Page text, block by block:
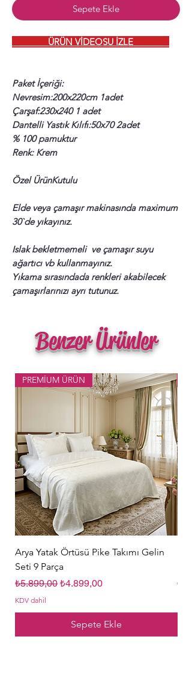
Sepete Ekle
ÜRÜN VİDEOSU İZLE
Paket İçeriği:
Nevresim:200x220cm 1adet
Çarşaf:230x240 1 adet
Dantelli Yastık Kılıfı:50x70 2adet
% 100 pamuktur
Renk: Krem
Özel ÜrünKutulu
Elde veya çamaşır makinasında maximum
30`de yıkayınız.
Islak bekletmemeli ve çamaşır suyu
ağartıcı vb kullanmayınız.
Yıkama sırasındada renkleri akabilecek
çamaşırlarınızı ayrı tutunuz.
Benzer Ürünler
PREMİUM ÜRÜN
Arya Yatak Örtüsü Pike Takımı Gelin
Seti 9 Parça
Normal Fiyat
₺5.899,00 İndirimli Fiyat
₺4.899,00
KDV dahil
Sepete Ekle